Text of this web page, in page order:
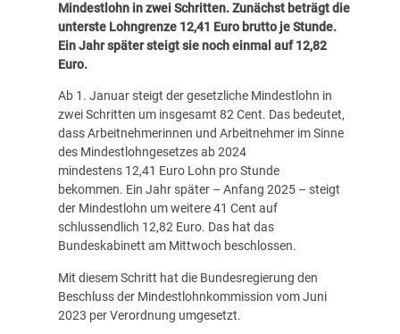
Mindestlohn in zwei Schritten. Zunächst beträgt die
unterste Lohngrenze 12,41 Euro brutto je Stunde.
Ein Jahr später steigt sie noch einmal auf 12,82
Euro.
Ab 1. Januar steigt der gesetzliche Mindestlohn in
zwei Schritten um insgesamt 82 Cent. Das bedeutet,
dass Arbeitnehmerinnen und Arbeitnehmer im Sinne
des Mindestlohngesetzes ab 2024
mindestens 12,41 Euro Lohn pro Stunde
bekommen. Ein Jahr später – Anfang 2025 – steigt
der Mindestlohn um weitere 41 Cent auf
schlussendlich 12,82 Euro. Das hat das
Bundeskabinett am Mittwoch beschlossen.
Mit diesem Schritt hat die Bundesregierung den
Beschluss der Mindestlohnkommission vom Juni
2023 per Verordnung umgesetzt.